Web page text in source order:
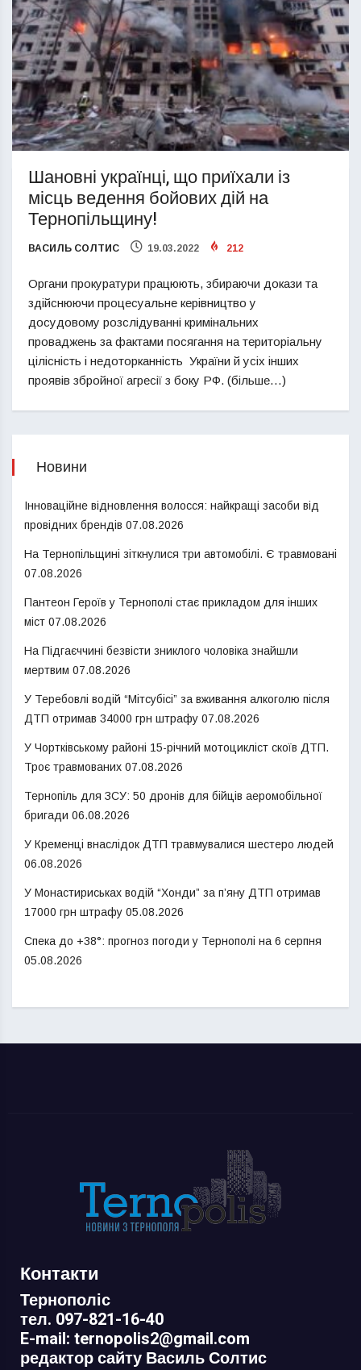
Шановні українці, що приїхали із
місць ведення бойових дій на
Тернопільщину!
ВАСИЛЬ СОЛТИС 19.03.2022 212
Органи прокуратури працюють, збираючи докази та
здійснюючи процесуальне керівництво у
досудовому розслідуванні кримінальних
проваджень за фактами посягання на територіальну
цілісність і недоторканність України й усіх інших
проявів збройної агресії з боку РФ. (більше…)
Новини
Інноваційне відновлення волосся: найкращі засоби від
провідних брендів 07.08.2026
На Тернопільщині зіткнулися три автомобілі. Є травмовані
07.08.2026
Пантеон Героїв у Тернополі стає прикладом для інших
міст 07.08.2026
На Підгаєччині безвісти зниклого чоловіка знайшли
мертвим 07.08.2026
У Теребовлі водій “Мітсубісі” за вживання алкоголю після
ДТП отримав 34000 грн штрафу 07.08.2026
У Чортківському районі 15-річний мотоцикліст скоїв ДТП.
Троє травмованих 07.08.2026
Тернопіль для ЗСУ: 50 дронів для бійців аеромобільної
бригади 06.08.2026
У Кременці внаслідок ДТП травмувалися шестеро людей
06.08.2026
У Монастириськах водій “Хонди” за п’яну ДТП отримав
17000 грн штрафу 05.08.2026
Спека до +38°: прогноз погоди у Тернополі на 6 серпня
05.08.2026
Контакти
Тернополіс
тел. 097-821-16-40
E-mail: ternopolis2@gmail.com
редактор сайту Василь Солтис